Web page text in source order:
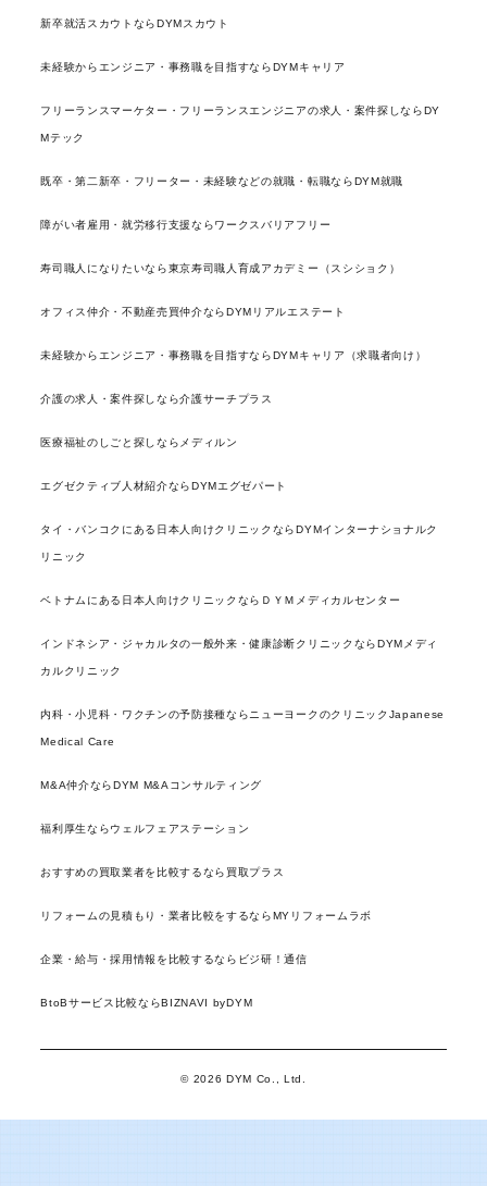
新卒就活スカウトならDYMスカウト
未経験からエンジニア・事務職を目指すならDYMキャリア
フリーランスマーケター・フリーランスエンジニアの求人・案件探しならDY
Mテック
既卒・第二新卒・フリーター・未経験などの就職・転職ならDYM就職
障がい者雇用・就労移行支援ならワークスバリアフリー
寿司職人になりたいなら東京寿司職人育成アカデミー（スシショク）
オフィス仲介・不動産売買仲介ならDYMリアルエステート
未経験からエンジニア・事務職を目指すならDYMキャリア（求職者向け）
介護の求人・案件探しなら介護サーチプラス
医療福祉のしごと探しならメディルン
エグゼクティブ人材紹介ならDYMエグゼパート
タイ・バンコクにある日本人向けクリニックならDYMインターナショナルク
リニック
ベトナムにある日本人向けクリニックならＤＹＭメディカルセンター
インドネシア・ジャカルタの一般外来・健康診断クリニックならDYMメディ
カルクリニック
内科・小児科・ワクチンの予防接種ならニューヨークのクリニックJapanese
Medical Care
M&A仲介ならDYM M&Aコンサルティング
福利厚生ならウェルフェアステーション
おすすめの買取業者を比較するなら買取プラス
リフォームの見積もり・業者比較をするならMYリフォームラボ
企業・給与・採用情報を比較するならビジ研！通信
BtoBサービス比較ならBIZNAVI byDYM
© 2026 DYM Co., Ltd.